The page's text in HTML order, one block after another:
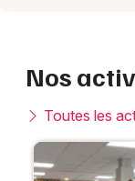
Nos
Toutes les